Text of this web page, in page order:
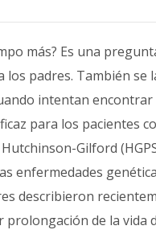
más? Es una
los padres. También se
intentan
para los pacientes
Gilford
enfermedades
describieron
prolongación de la vida